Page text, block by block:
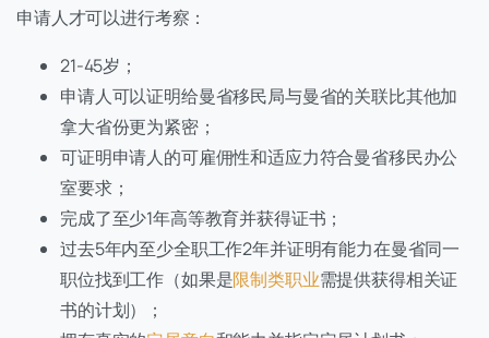
申请人才可以进行考察：
21-45岁；
申请人可以证明给曼省移民局与曼省的关联比其他加
拿大省份更为紧密；
可证明申请人的可雇佣性和适应力符合曼省移民办公
室要求；
完成了至少1年高等教育并获得证书；
过去5年内至少全职工作2年并证明有能力在曼省同一
职位找到工作（如果是限制类职业需提供获得相关证
书的计划）；